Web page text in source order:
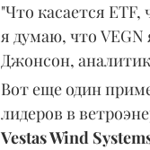
"Что касается
я думаю, что
Джонсон,
Вот еще один
лидеров в
Vestas Wind